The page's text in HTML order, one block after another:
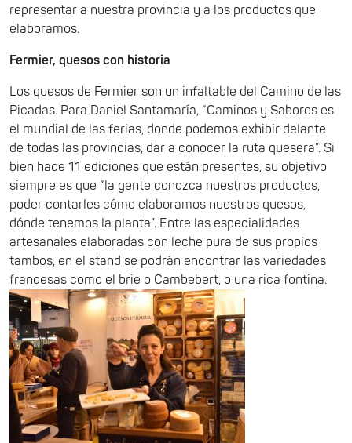
representar a nuestra provincia y a los productos que
elaboramos.
Fermier, quesos con historia
Los quesos de Fermier son un infaltable del Camino de las
Picadas. Para Daniel Santamaría, “Caminos y Sabores es
el mundial de las ferias, donde podemos exhibir delante
de todas las provincias, dar a conocer la ruta quesera”. Si
bien hace 11 ediciones que están presentes, su objetivo
siempre es que “la gente conozca nuestros productos,
poder contarles cómo elaboramos nuestros quesos,
dónde tenemos la planta”. Entre las especialidades
artesanales elaboradas con leche pura de sus propios
tambos, en el stand se podrán encontrar las variedades
francesas como el brie o Cambebert, o una rica fontina.